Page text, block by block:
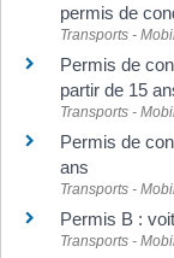
permis de
Transports -
Permis de
partir de 15
Transports -
Permis de
ans
Transports -
Permis B :
Transports -